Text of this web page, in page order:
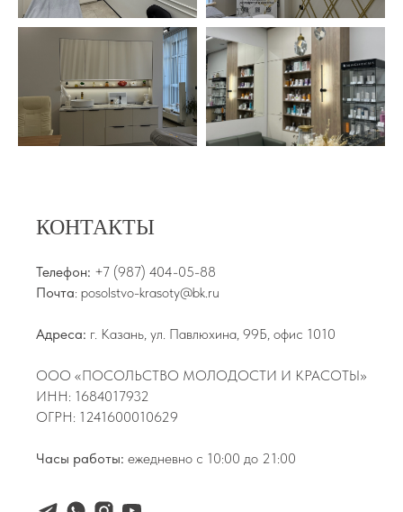
КОНТАКТЫ
Телефон: +7 (987) 404-05-88
Почта: posolstvo-krasoty@bk.ru
Адреса: г. Казань, ул. Павлюхина, 99Б, офис 1010
ООО «ПОСОЛЬСТВО МОЛОДОСТИ И КРАСОТЫ»
ИНН: 1684017932
ОГРН: 1241600010629
Часы работы: ежедневно с 10:00 до 21:00